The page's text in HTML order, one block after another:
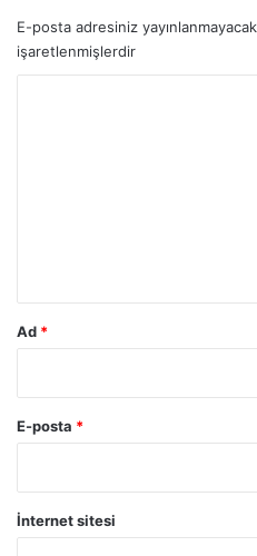
E-posta adresiniz
işaretlenmişlerdir
Ad *
E-posta *
İnternet sitesi